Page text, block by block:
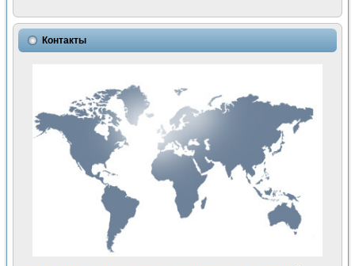
Применение осциллографического модуля с высоким
Симуляция отклика импульсного радиолокационного
Автоматизация формирования уравнений состояния для
Разработка автоматизированного стенда для измерения
Применение среды LabVIEW для построения картины
Портативная система для определения показателей
Использование LabVIEW для управления источником
Устройство для снятия вольт-амперных характеристик
Передовые научные технологии: нано-, фемто-,
Автоматизированная установка по измерению временных
Автоматизированный лабораторный комплекс на базе
Визуализация моделирования и оптимизации тепловой
Виртуальный прибор для исследования функциональных
Исследование возможности создания экономичного
Исследование кинетики движения макрочастиц в
Контакты